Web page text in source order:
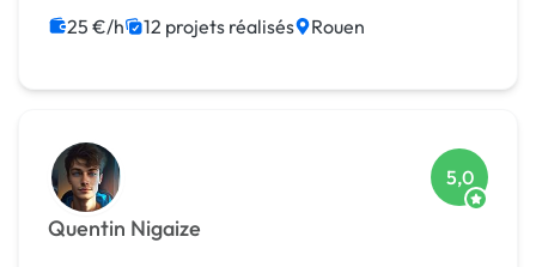
SEO / GEO
JavaScript Paypal
25 €/h 12 projets réalisés Rouen
Quentin Nigaize
5,0